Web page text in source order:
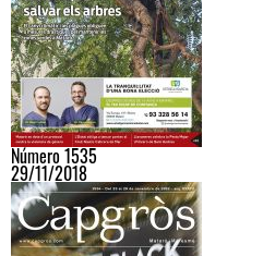
Número 1535
29/11/2018